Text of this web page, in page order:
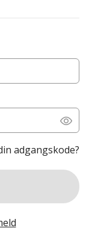
adgangskode?